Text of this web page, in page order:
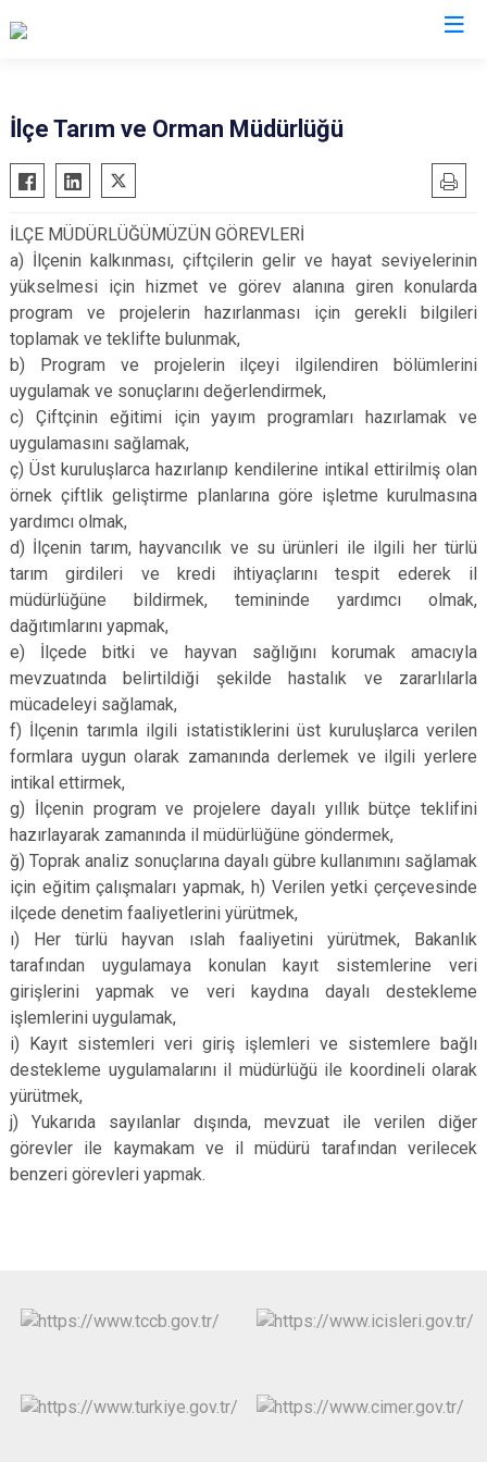
Atkaracalar
Bayramören
Çerkeş
Eldivan
Ilgaz
Kızılırmak
Orta
Şabanözü
Yapraklı
İlçe Tarım ve Orman Müdürlüğü
İLÇE MÜDÜRLÜĞÜMÜZÜN GÖREVLERİ
a) İlçenin kalkınması, çiftçilerin gelir ve hayat seviyelerinin
yükselmesi için hizmet ve görev alanına giren konularda
program ve projelerin hazırlanması için gerekli bilgileri
toplamak ve teklifte bulunmak,
b) Program ve projelerin ilçeyi ilgilendiren bölümlerini
uygulamak ve sonuçlarını değerlendirmek,
c) Çiftçinin eğitimi için yayım programları hazırlamak ve
uygulamasını sağlamak,
ç) Üst kuruluşlarca hazırlanıp kendilerine intikal ettirilmiş olan
örnek çiftlik geliştirme planlarına göre işletme kurulmasına
yardımcı olmak,
d) İlçenin tarım, hayvancılık ve su ürünleri ile ilgili her türlü
tarım girdileri ve kredi ihtiyaçlarını tespit ederek il
müdürlüğüne bildirmek, temininde yardımcı olmak,
dağıtımlarını yapmak,
e) İlçede bitki ve hayvan sağlığını korumak amacıyla
mevzuatında belirtildiği şekilde hastalık ve zararlılarla
mücadeleyi sağlamak,
f) İlçenin tarımla ilgili istatistiklerini üst kuruluşlarca verilen
formlara uygun olarak zamanında derlemek ve ilgili yerlere
intikal ettirmek,
g) İlçenin program ve projelere dayalı yıllık bütçe teklifini
hazırlayarak zamanında il müdürlüğüne göndermek,
ğ) Toprak analiz sonuçlarına dayalı gübre kullanımını sağlamak
için eğitim çalışmaları yapmak, h) Verilen yetki çerçevesinde
ilçede denetim faaliyetlerini yürütmek,
ı) Her türlü hayvan ıslah faaliyetini yürütmek, Bakanlık
tarafından uygulamaya konulan kayıt sistemlerine veri
girişlerini yapmak ve veri kaydına dayalı destekleme
işlemlerini uygulamak,
i) Kayıt sistemleri veri giriş işlemleri ve sistemlere bağlı
destekleme uygulamalarını il müdürlüğü ile koordineli olarak
yürütmek,
j) Yukarıda sayılanlar dışında, mevzuat ile verilen diğer
görevler ile kaymakam ve il müdürü tarafından verilecek
benzeri görevleri yapmak.